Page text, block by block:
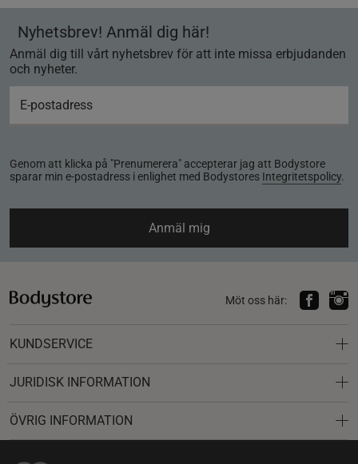
Nyhetsbrev! Anmäl dig här!
Anmäl dig till vårt nyhetsbrev för att inte missa erbjudanden
och nyheter.
Genom att klicka på "Prenumerera" accepterar jag att Bodystore
sparar min e-postadress i enlighet med Bodystores Integritetspolicy.
Anmäl mig
Möt oss här:
KUNDSERVICE
JURIDISK INFORMATION
ÖVRIG INFORMATION